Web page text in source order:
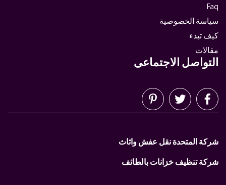
Faq
سياسة الخصوصية
كيف تبدء
مقالات
التواصل الاجتماعى
شركة المتحدة نقل عفش واثاث
شركة تنظيف خزانات بالطائف